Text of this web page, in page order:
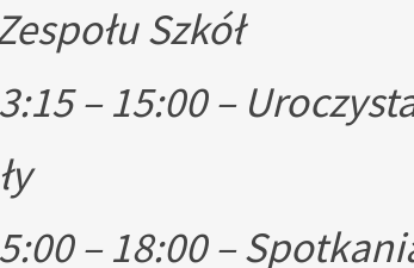
Szkół
– 15:00 –
– 18:00 –